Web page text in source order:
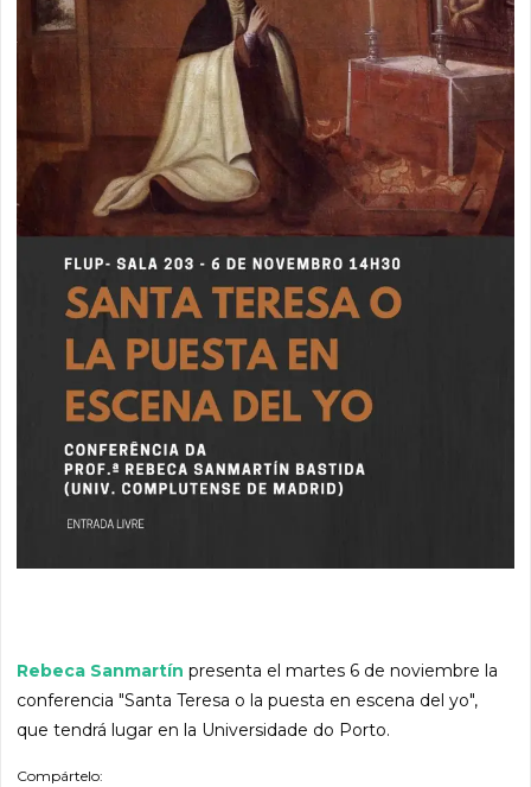
Rebeca Sanmartín presenta el martes 6 de noviembre la
conferencia "Santa Teresa o la puesta en escena del yo",
que tendrá lugar en la Universidade do Porto.
Compártelo: